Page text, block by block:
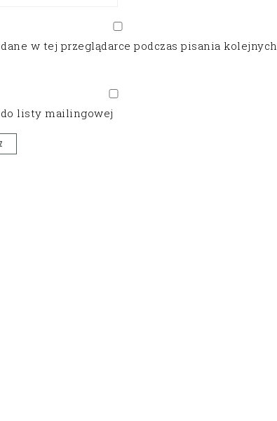
w tej przeglądarce podczas pisania kolejnych
listy mailingowej